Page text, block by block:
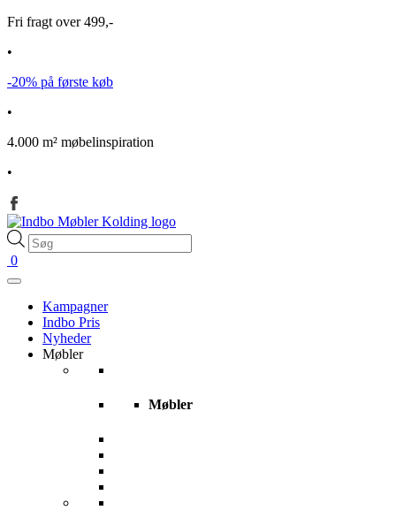
Fri fragt over 499,-
•
-20% på første køb
•
4.000 m² møbelinspiration
•
Products
search
0
Kampagner
Indbo Pris
Nyheder
Møbler
Møbler